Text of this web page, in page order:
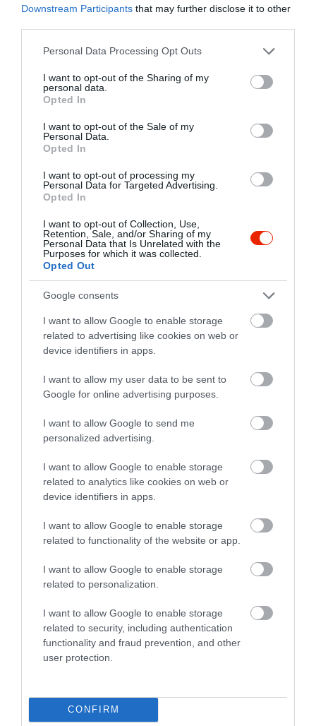
Downstream Participants that may further disclose it to other
Please note that this website/app uses one or more Google
not limited to your visit or usage behaviour. You may click to
grant or deny consent to Google and its third-party tags to
use your data for below specified purposes in below Google
consent section.
Personal Data Processing Opt Outs
I want to opt-out of the Sharing of my
personal data.
Opted In
I want to opt-out of the Sale of my
Personal Data.
Opted In
I want to opt-out of processing my
Personal Data for Targeted Advertising.
Opted In
I want to opt-out of Collection, Use,
Retention, Sale, and/or Sharing of my
Personal Data that Is Unrelated with the
Purposes for which it was collected.
Opted Out
Google consents
I want to allow Google to enable storage
related to advertising like cookies on web or
device identifiers in apps.
I want to allow my user data to be sent to
Google for online advertising purposes.
I want to allow Google to send me
personalized advertising.
I want to allow Google to enable storage
related to analytics like cookies on web or
device identifiers in apps.
I want to allow Google to enable storage
related to functionality of the website or app.
I want to allow Google to enable storage
related to personalization.
I want to allow Google to enable storage
related to security, including authentication
functionality and fraud prevention, and other
user protection.
CONFIRM
5.0
Összesen 2
5 2
3
2 0